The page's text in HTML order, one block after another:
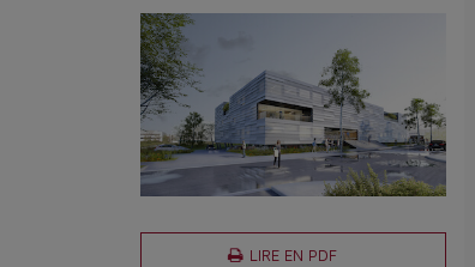
LIRE EN PDF